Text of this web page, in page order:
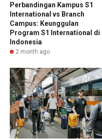
Perbandingan Kampus S1
International vs Branch
Campus: Keunggulan
Program S1 International di
Indonesia
2 month ago